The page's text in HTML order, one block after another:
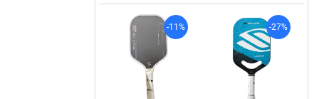
-11% -27%